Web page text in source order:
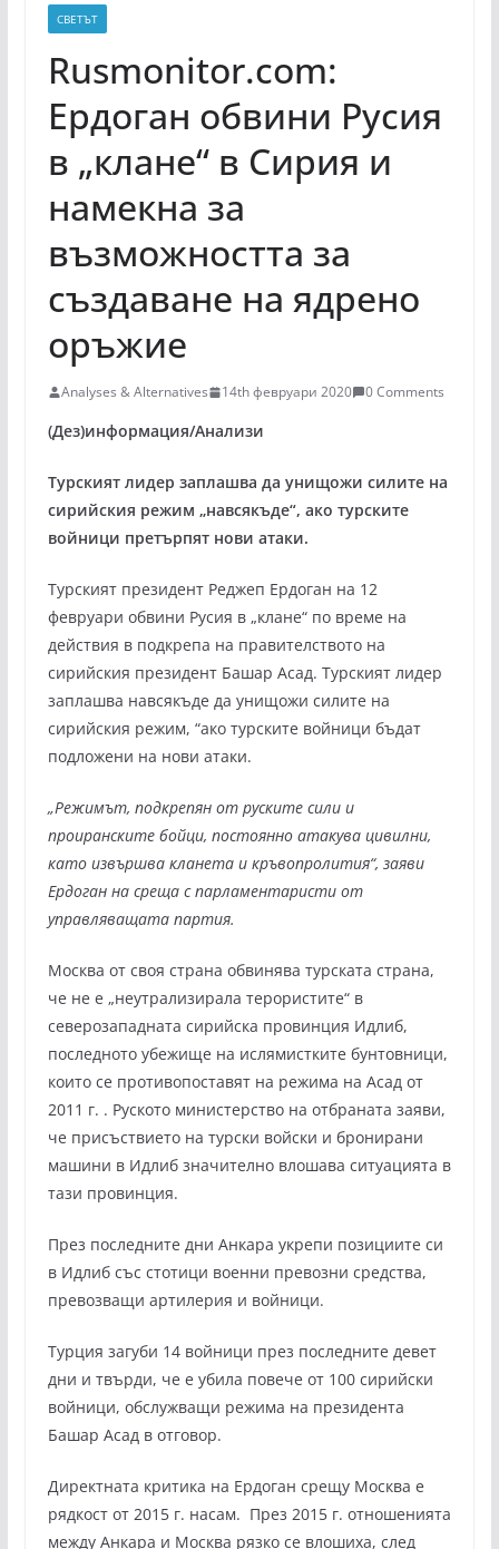
СВЕТЪТ
Rusmonitor.com:
Ердоган обвини Русия
в „клане“ в Сирия и
намекна за
възможността за
създаване на ядрено
оръжие
Analyses & Alternatives 14th февруари 2020 0 Comments
(Дез)информация/Анализи
Турският лидер заплашва да унищожи силите на
сирийския режим „навсякъде“, ако турските
войници претърпят нови атаки.
Турският президент Реджеп Ердоган на 12
февруари обвини Русия в „клане“ по време на
действия в подкрепа на правителството на
сирийския президент Башар Асад. Турският лидер
заплашва навсякъде да унищожи силите на
сирийския режим, “ако турските войници бъдат
подложени на нови атаки.
„Режимът, подкрепян от руските сили и
проиранските бойци, постоянно атакува цивилни,
като извършва кланета и кръвопролития“, заяви
Ердоган на среща с парламентаристи от
управляващата партия.
Москва от своя страна обвинява турската страна,
че не е „неутрализирала терористите“ в
северозападната сирийска провинция Идлиб,
последното убежище на ислямистките бунтовници,
които се противопоставят на режима на Асад от
2011 г. . Руското министерство на отбраната заяви,
че присъствието на турски войски и бронирани
машини в Идлиб значително влошава ситуацията в
тази провинция.
През последните дни Анкара укрепи позициите си
в Идлиб със стотици военни превозни средства,
превозващи артилерия и войници.
Турция загуби 14 войници през последните девет
дни и твърди, че е убила повече от 100 сирийски
войници, обслужващи режима на президента
Башар Асад в отговор.
Директната критика на Ердоган срещу Москва е
рядкост от 2015 г. насам. През 2015 г. отношенията
между Анкара и Москва рязко се влошиха, след